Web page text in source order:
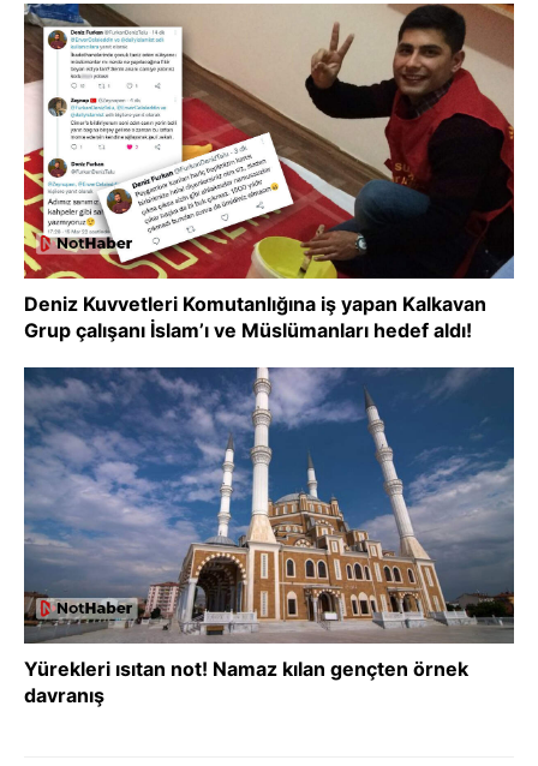
Deniz Kuvvetleri Komutanlığına iş yapan Kalkavan
Grup çalışanı İslam’ı ve Müslümanları hedef aldı!
Yürekleri ısıtan not! Namaz kılan gençten örnek
davranış